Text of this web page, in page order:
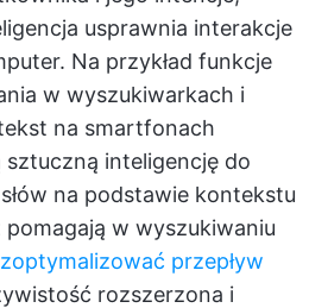
usprawnia interakcje
Na przykład funkcje
w wyszukiwarkach i
na smartfonach
inteligencję do
na podstawie kontekstu
w wyszukiwaniu
zoptymalizować przepływ
rozszerzona i